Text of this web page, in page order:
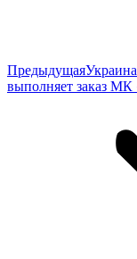
Предыдущая
запись:
выполняет заказ МК